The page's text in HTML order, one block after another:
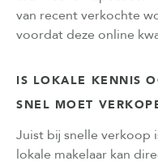
van recent verkochte
voordat deze online
IS LOKALE KENNIS
SNEL MOET
Juist bij snelle verkoop
lokale makelaar kan